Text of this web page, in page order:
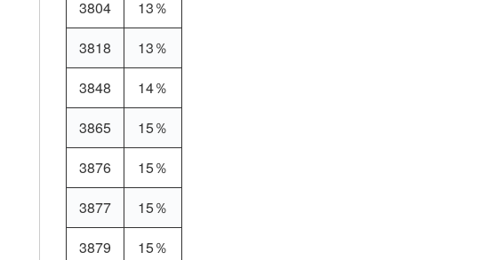
3804
13％
3818
13％
3848
14％
3865
15％
3876
15％
3877
15％
3879
15％